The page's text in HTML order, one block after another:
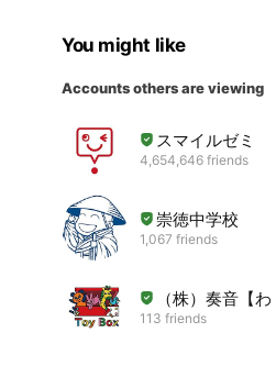
You might like
Accounts others are viewing
スマイルゼミ
4,654,646 friends
崇徳中学校
1,067 friends
（株）奏音【
113 friends